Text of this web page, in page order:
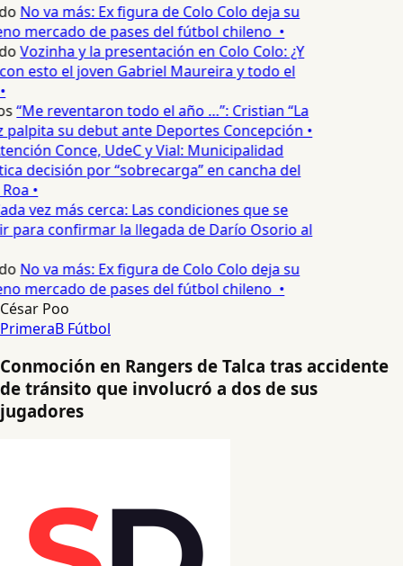
No va más: Ex figura de Colo Colo deja su
mercado de pases del fútbol chileno •
Vozinha y la presentación en Colo Colo: ¿Y
esto el joven Gabriel Maureira y todo el
“Me reventaron todo el año …”: Cristian “La
su debut ante Deportes Concepción •
Conce, UdeC y Vial: Municipalidad
decisión por “sobrecarga” en cancha del
•
vez más cerca: Las condiciones que se
para confirmar la llegada de Darío Osorio al
No va más: Ex figura de Colo Colo deja su
mercado de pases del fútbol chileno •
César Poo
PrimeraB Fútbol
Conmoción en Rangers de Talca tras accidente
de tránsito que involucró a dos de sus
jugadores